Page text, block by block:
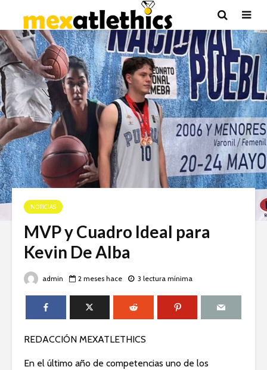
NOTICIAS
MVP y Cuadro Ideal para
Kevin De Alba
admin 2 meses hace 3 lectura mínima
REDACCIÓN MEXATLETHICS
En el último año de competencias uno de los